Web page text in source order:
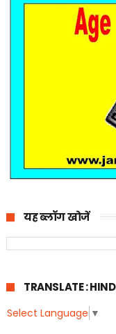
यह ब्लॉग खोजें
TRANSLATE :
Select Language ▼